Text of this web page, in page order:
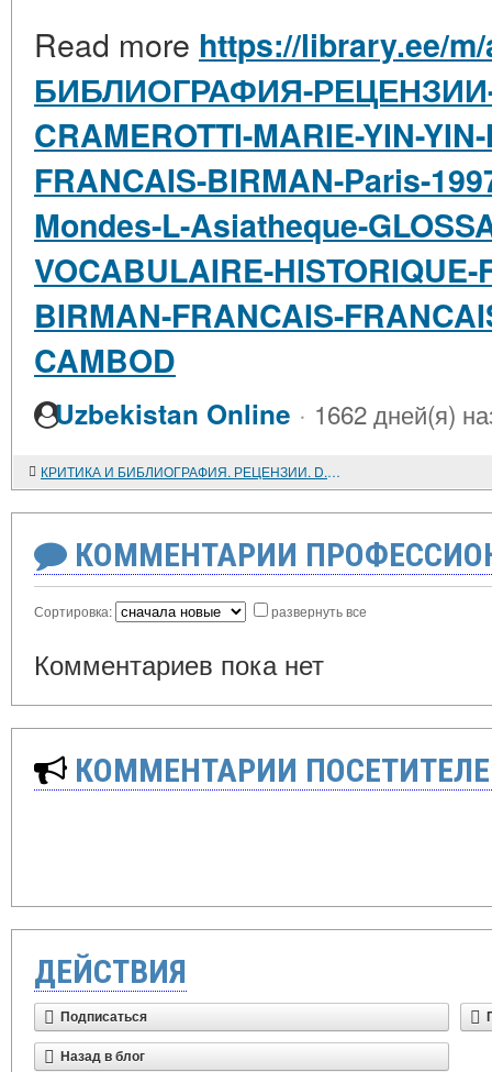
Read more https://library.ee/
БИБЛИОГРАФИЯ-РЕЦЕНЗИИ-
CRAMEROTTI-MARIE-YIN-
FRANCAIS-BIRMAN-Paris-
Mondes-L-Asiatheque-
VOCABULAIRE-
BIRMAN-FRANCAIS-
CAMBOD
Uzbekistan Online · 1662 дней(я)
КРИТИКА И БИБЛИОГРАФИЯ. РЕЦЕНЗИИ. D. BERNOT, С. CRAMEROTTI, MARIE YIN YIN MYINT. DICTIONNARE FRANCAIS-BIRMAN. Paris, 1997, 311р. (Langues et Mondes. L'Asiatheque). GLOSSAIRE MULTILINGUE DU VOCABULAIRE HISTORIQUE. FRANCAIS-BIRMAN, BIRMAN - FRANCAIS;FRANCA&
КОММЕНТАРИИ
Сортировка: развернуть все
Комментариев пока нет
КОММЕНТАРИИ
ДЕЙСТВИЯ
Подписаться
Назад в блог